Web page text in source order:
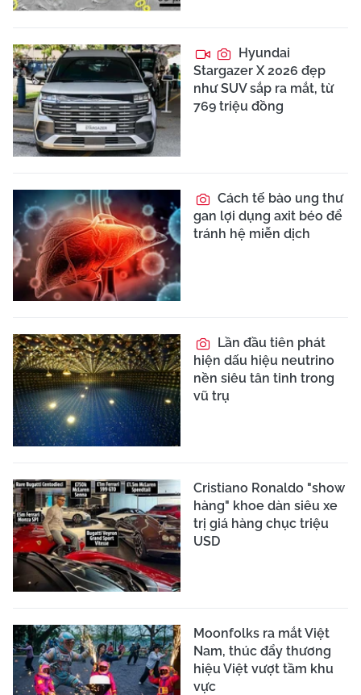
Hyundai
Stargazer X 2026 đẹp
như SUV sắp ra mắt, từ
769 triệu đồng
Cách tế bào ung thư
gan lợi dụng axit béo để
tránh hệ miễn dịch
Lần đầu tiên phát
hiện dấu hiệu neutrino
nền siêu tân tinh trong
vũ trụ
Cristiano Ronaldo "show
hàng" khoe dàn siêu xe
trị giá hàng chục triệu
USD
Moonfolks ra mắt Việt
Nam, thúc đẩy thương
hiệu Việt vượt tầm khu
vực